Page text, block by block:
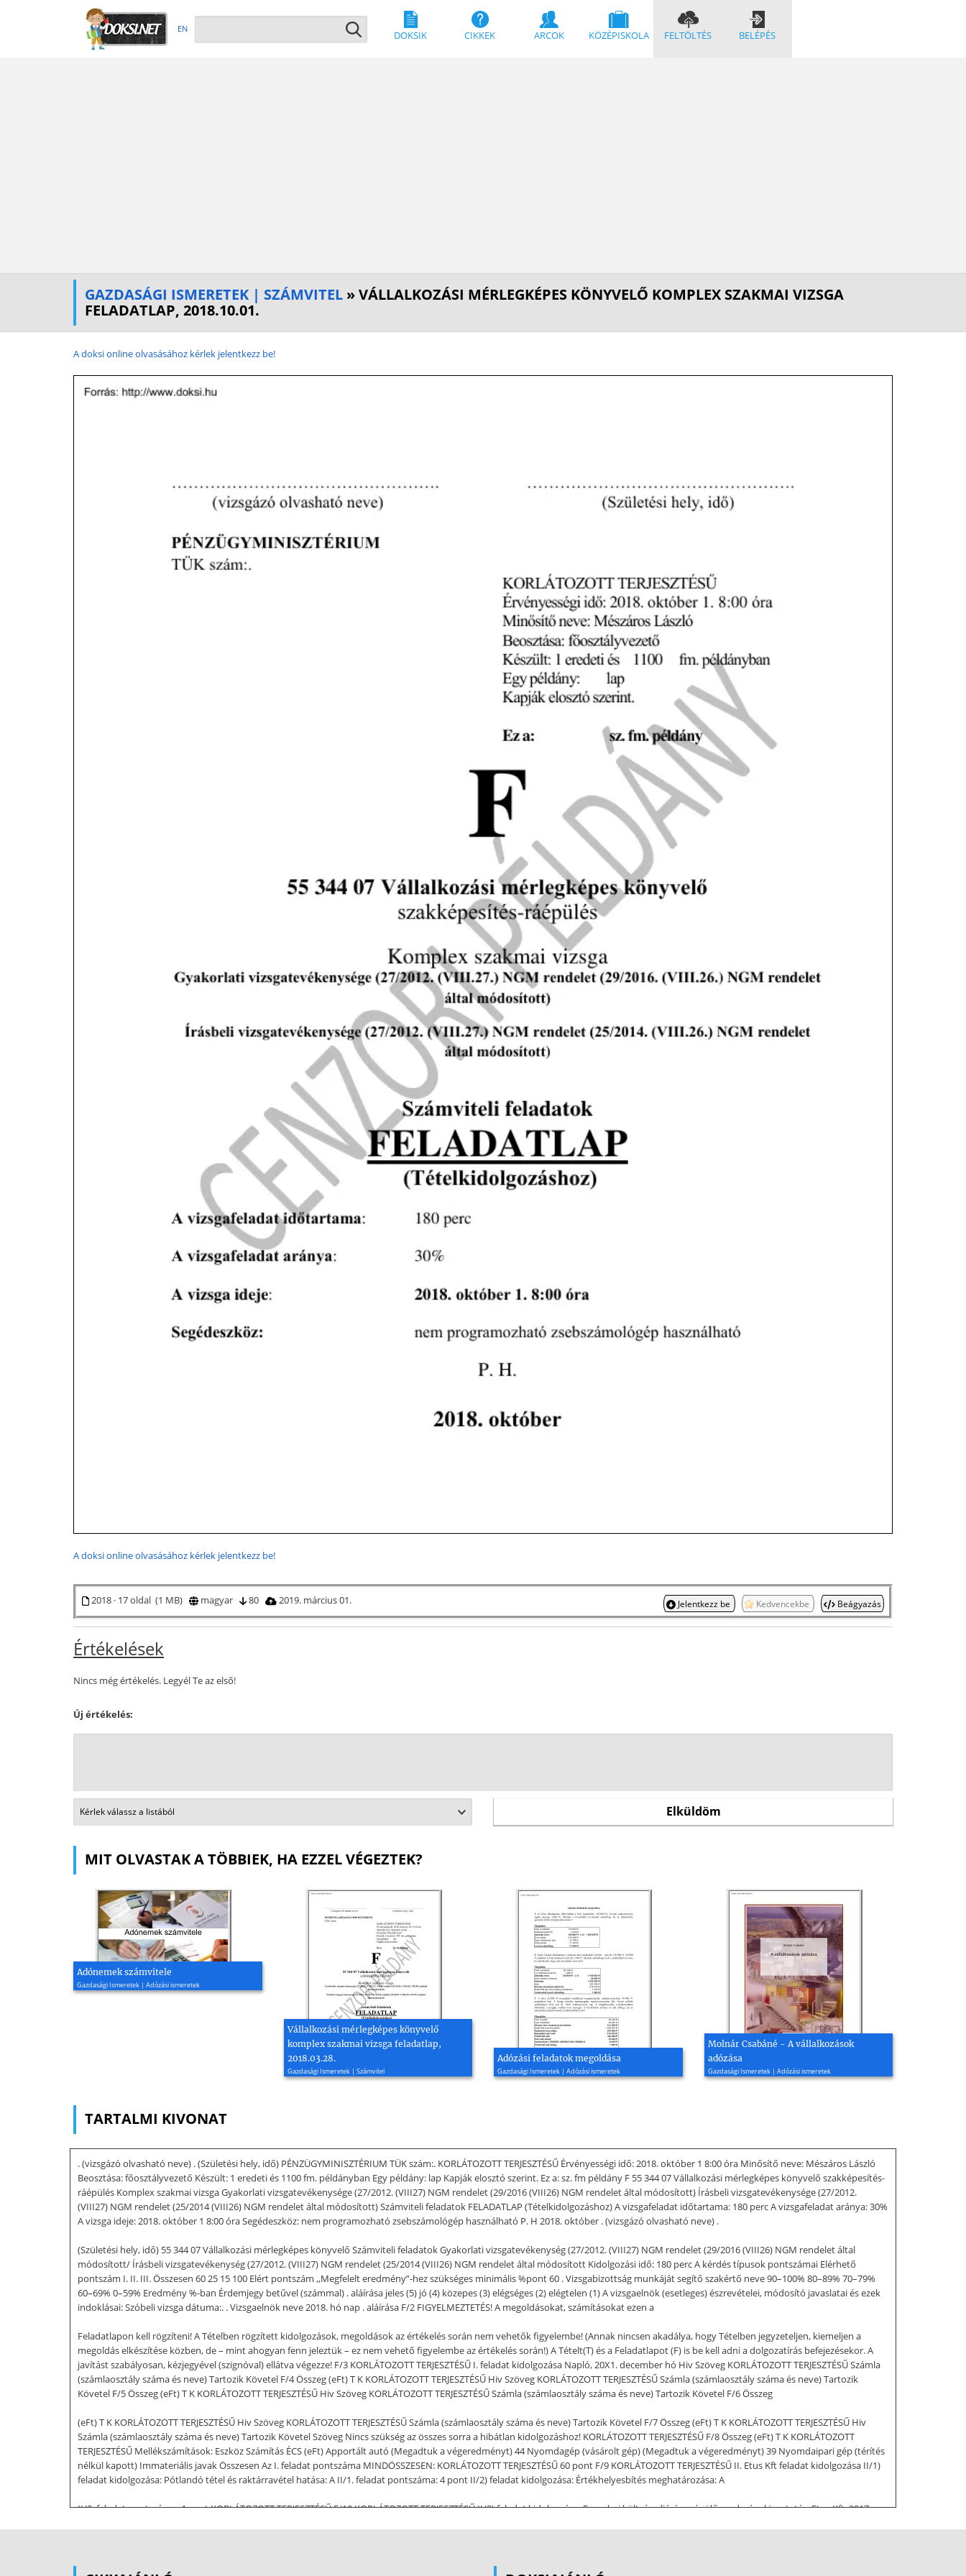
EN
DOKSIK CIKKEK ARCOK KÖZÉPISKOLA FELTÖLTÉS BELÉPÉS
GAZDASÁGI ISMERETEK | SZÁMVITEL » VÁLLALKOZÁSI MÉRLEGKÉPES KÖNYVELŐ KOMPLEX SZAKMAI VIZSGA
FELADATLAP, 2018.10.01.
A doksi online olvasásához kérlek jelentkezz be!
A doksi online olvasásához kérlek jelentkezz be!
2018 · 17 oldal (1 MB) magyar 80 2019. március 01. Jelentkezz be Kedvencekbe Beágyazás
Értékelések
Nincs még értékelés. Legyél Te az első!
Új értékelés:
MIT OLVASTAK A TÖBBIEK, HA EZZEL VÉGEZTEK?
Adónemek számvitele
Gazdasági Ismeretek | Adózási ismeretek
Vállalkozási mérlegképes könyvelő
komplex szakmai vizsga feladatlap,
2018.03.28.
Gazdasági Ismeretek | Számvitel
Adózási feladatok megoldása
Gazdasági Ismeretek | Adózási ismeretek
Molnár Csabáné - A vállalkozások
adózása
Gazdasági Ismeretek | Adózási ismeretek
TARTALMI KIVONAT
. (vizsgázó olvasható neve) . (Születési hely, idő) PÉNZÜGYMINISZTÉRIUM TÜK szám:. KORLÁTOZOTT TERJESZTÉSŰ Érvényességi idő: 2018. október 1 8:00 óra Minősítő neve: Mészáros László
Beosztása: főosztályvezető Készült: 1 eredeti és 1100 fm. példányban Egy példány: lap Kapják elosztó szerint. Ez a: sz. fm példány F 55 344 07 Vállalkozási mérlegképes könyvelő szakképesítés-
ráépülés Komplex szakmai vizsga Gyakorlati vizsgatevékenysége (27/2012. (VIII27) NGM rendelet (29/2016 (VIII26) NGM rendelet által módosított) Írásbeli vizsgatevékenysége (27/2012.
(VIII27) NGM rendelet (25/2014 (VIII26) NGM rendelet által módosított) Számviteli feladatok FELADATLAP (Tételkidolgozáshoz) A vizsgafeladat időtartama: 180 perc A vizsgafeladat aránya: 30%
A vizsga ideje: 2018. október 1 8:00 óra Segédeszköz: nem programozható zsebszámológép használható P. H 2018. október . (vizsgázó olvasható neve) .
(Születési hely, idő) 55 344 07 Vállalkozási mérlegképes könyvelő Számviteli feladatok Gyakorlati vizsgatevékenység (27/2012. (VIII27) NGM rendelet (29/2016 (VIII26) NGM rendelet által
módosított/ Írásbeli vizsgatevékenység (27/2012. (VIII27) NGM rendelet (25/2014 (VIII26) NGM rendelet által módosított Kidolgozási idő: 180 perc A kérdés típusok pontszámai Elérhető
pontszám I. II. III. Összesen 60 25 15 100 Elért pontszám ,,Megfelelt eredmény”-hez szükséges minimális %pont 60 . Vizsgabizottság munkáját segítő szakértő neve 90–100% 80–89% 70–79%
60–69% 0–59% Eredmény %-ban Érdemjegy betűvel (számmal) . aláírása jeles (5) jó (4) közepes (3) elégséges (2) elégtelen (1) A vizsgaelnök (esetleges) észrevételei, módosító javaslatai és ezek
indoklásai: Szóbeli vizsga dátuma:. . Vizsgaelnök neve 2018. hó nap . aláírása F/2 FIGYELMEZTETÉS! A megoldásokat, számításokat ezen a
Feladatlapon kell rögzíteni! A Tételben rögzített kidolgozások, megoldások az értékelés során nem vehetők figyelembe! (Annak nincsen akadálya, hogy Tételben jegyzeteljen, kiemeljen a
megoldás elkészítése közben, de – mint ahogyan fenn jeleztük – ez nem vehető figyelembe az értékelés során!) A Tételt(T) és a Feladatlapot (F) is be kell adni a dolgozatírás befejezésekor. A
javítást szabályosan, kézjegyével (szignóval) ellátva végezze! F/3 KORLÁTOZOTT TERJESZTÉSŰ I. feladat kidolgozása Napló, 20X1. december hó Hiv Szöveg KORLÁTOZOTT TERJESZTÉSŰ Számla
(számlaosztály száma és neve) Tartozik Követel F/4 Összeg (eFt) T K KORLÁTOZOTT TERJESZTÉSŰ Hiv Szöveg KORLÁTOZOTT TERJESZTÉSŰ Számla (számlaosztály száma és neve) Tartozik
Követel F/5 Összeg (eFt) T K KORLÁTOZOTT TERJESZTÉSŰ Hiv Szöveg KORLÁTOZOTT TERJESZTÉSŰ Számla (számlaosztály száma és neve) Tartozik Követel F/6 Összeg
(eFt) T K KORLÁTOZOTT TERJESZTÉSŰ Hiv Szöveg KORLÁTOZOTT TERJESZTÉSŰ Számla (számlaosztály száma és neve) Tartozik Követel F/7 Összeg (eFt) T K KORLÁTOZOTT TERJESZTÉSŰ Hiv
Számla (számlaosztály száma és neve) Tartozik Követel Szöveg Nincs szükség az összes sorra a hibátlan kidolgozáshoz! KORLÁTOZOTT TERJESZTÉSŰ F/8 Összeg (eFt) T K KORLÁTOZOTT
TERJESZTÉSŰ Mellékszámítások: Eszköz Számítás ÉCS (eFt) Apportált autó (Megadtuk a végeredményt) 44 Nyomdagép (vásárolt gép) (Megadtuk a végeredményt) 39 Nyomdaipari gép (térítés
nélkül kapott) Immateriális javak Összesen Az I. feladat pontszáma MINDÖSSZESEN: KORLÁTOZOTT TERJESZTÉSŰ 60 pont F/9 KORLÁTOZOTT TERJESZTÉSŰ II. Etus Kft feladat kidolgozása II/1)
feladat kidolgozása: Pótlandó tétel és raktárravétel hatása: A II/1. feladat pontszáma: 4 pont II/2) feladat kidolgozása: Értékhelyesbítés meghatározása: A
II/2. feladat pontszáma: 4 pont KORLÁTOZOTT TERJESZTÉSŰ F/10 KORLÁTOZOTT TERJESZTÉSŰ II/3) feladat kidolgozása: Forgalmi költség eljárásra épülő eredménykimutatás, Etus Kft. 2017.
TERJESZTÉSŰ F/11 KORLÁTOZOTT TERJESZTÉSŰ II/4) feladat kidolgozása: Mérleg, Etus Kft. 2017. december 31 napján (adatok eFt-ban) Előző év A. Befektetett